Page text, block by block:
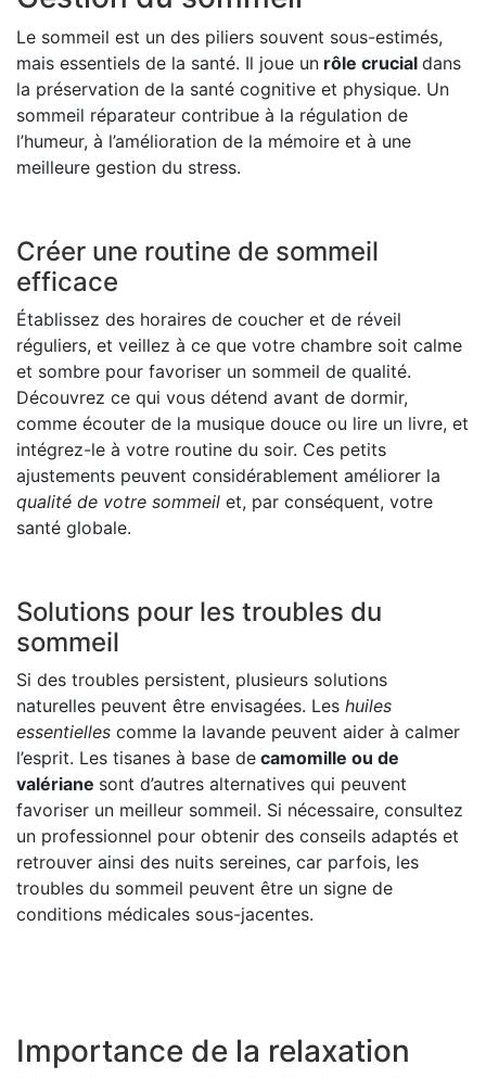
Le sommeil est un des piliers souvent sous-estimés,
mais essentiels de la santé. Il joue un rôle crucial dans
la préservation de la santé cognitive et physique. Un
sommeil réparateur contribue à la régulation de
l’humeur, à l’amélioration de la mémoire et à une
meilleure gestion du stress.
Créer une routine de sommeil
efficace
Établissez des horaires de coucher et de réveil
réguliers, et veillez à ce que votre chambre soit calme
et sombre pour favoriser un sommeil de qualité.
Découvrez ce qui vous détend avant de dormir,
comme écouter de la musique douce ou lire un livre, et
intégrez-le à votre routine du soir. Ces petits
ajustements peuvent considérablement améliorer la
qualité de votre sommeil et, par conséquent, votre
santé globale.
Solutions pour les troubles du
sommeil
Si des troubles persistent, plusieurs solutions
naturelles peuvent être envisagées. Les huiles
essentielles comme la lavande peuvent aider à calmer
l’esprit. Les tisanes à base de camomille ou de
valériane sont d’autres alternatives qui peuvent
favoriser un meilleur sommeil. Si nécessaire, consultez
un professionnel pour obtenir des conseils adaptés et
retrouver ainsi des nuits sereines, car parfois, les
troubles du sommeil peuvent être un signe de
conditions médicales sous-jacentes.
Importance de la relaxation